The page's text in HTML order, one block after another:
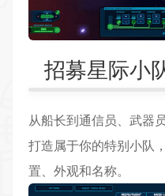
招募星际小
从船长到通信员、武器
打造属于你的特别小队
置、外观和名称。